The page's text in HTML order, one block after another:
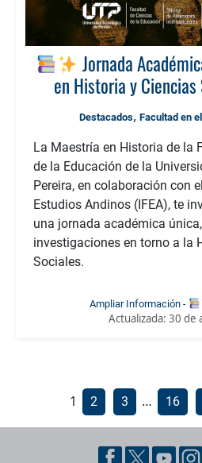
Jornada
en Historia y Ciencias
Destacados, Facultad en
La Maestría en Historia de la
de la Educación de la
Pereira, en colaboración con
Estudios Andinos (IFEA), te
una jornada académica
investigaciones en torno a la
Sociales.
Ampliar Información -
Investigación en
Actualizada: 30 de
de
1 2 3 … 16
Pie de página con información